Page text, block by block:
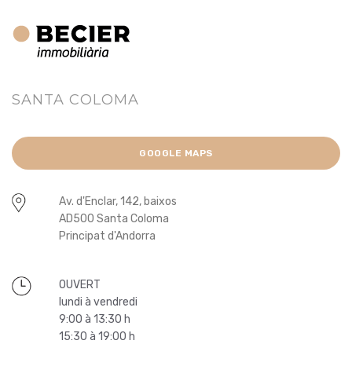
SANTA COLOMA
GOOGLE MAPS
Av. d'Enclar, 142, baixos
AD500 Santa Coloma
Principat d'Andorra
OUVERT
lundi à vendredi
9:00 à 13:30 h
15:30 à 19:00 h